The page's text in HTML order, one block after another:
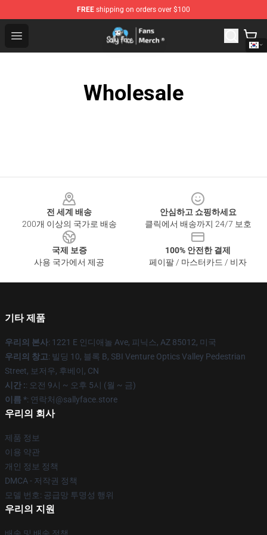
FREE shipping on orders over $100
Open menu
Sally Face Store - Official Sally Face Merchandise Shop
Wholesale
전 세계 배송
200개 이상의 국가로 배송
안심하고 쇼핑하세요
클릭에서 배송까지 24/7 보호
국제 보증
사용 국가에서 제공
100% 안전한 결제
페이팔 / 마스터카드 / 비자
기타 제품
우리의 본사: 1221 E 인디애놀 Ave, 피닉스, AZ 85012, 미국
우리의 창고: 빌딩 10, 블록 B, SBI Venture Optics Valley Pedestrian
Street, 보저우, 후베이, CN
시간 :: 오전 9시 ~ 오후 5시 (월 ~ 금)
이름 *: 연락처@sallyface.store
우리의 회사
제품 정보
이용 약관
개인 정보 정책
DMCA - 저작권 정책
모델 번호: 공급망 투명성 행위
우리의 지원